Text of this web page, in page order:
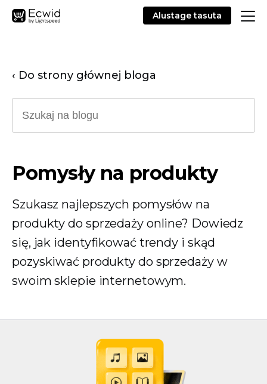
Alustage tasuta
‹ Do strony głównej bloga
Pomysły na produkty
Szukasz najlepszych pomysłów na
produkty do sprzedaży online? Dowiedz
się, jak identyfikować trendy i skąd
pozyskiwać produkty do sprzedaży w
swoim sklepie internetowym.